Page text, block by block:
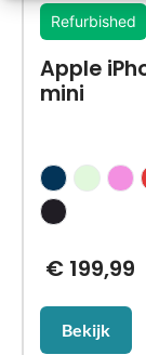
Refurbished
Apple
mini
€199,99
Bekijk